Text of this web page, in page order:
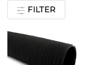
FILTER